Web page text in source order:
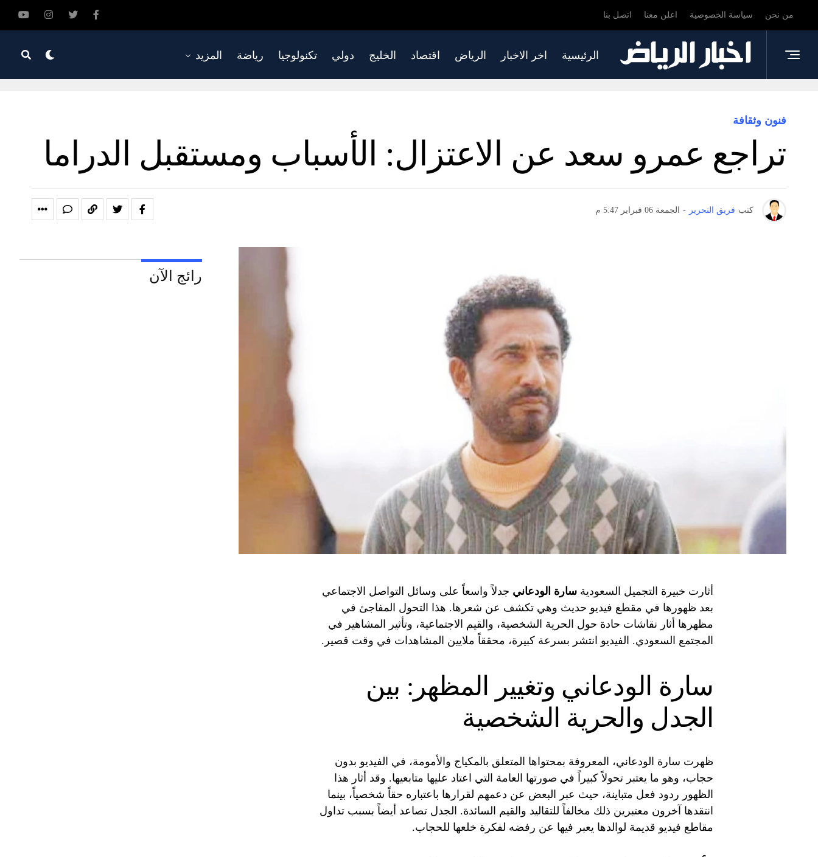
من نحن سياسة الخصوصية اعلن معنا اتصل بنا
الرئيسية اخر الاخبار الرياض اقتصاد الخليج دولي تكنولوجيا رياضة المزيد
فنون وثقافة
تراجع عمرو سعد عن الاعتزال: الأسباب ومستقبل الدراما
كتب فريق التحرير - الجمعة 06 فبراير 5:47 م
أثارت خبيرة التجميل السعودية سارة الودعاني جدلاً واسعاً على وسائل التواصل الاجتماعي
بعد ظهورها في مقطع فيديو حديث وهي تكشف عن شعرها. هذا التحول المفاجئ في
مظهرها أثار نقاشات حادة حول الحرية الشخصية، والقيم الاجتماعية، وتأثير المشاهير في
المجتمع السعودي. الفيديو انتشر بسرعة كبيرة، محققاً ملايين المشاهدات في وقت قصير.
سارة الودعاني وتغيير المظهر: بين
الجدل والحرية الشخصية
ظهرت سارة الودعاني، المعروفة بمحتواها المتعلق بالمكياج والأمومة، في الفيديو بدون
حجاب، وهو ما يعتبر تحولاً كبيراً في صورتها العامة التي اعتاد عليها متابعيها. وقد أثار هذا
الظهور ردود فعل متباينة، حيث عبر البعض عن دعمهم لقرارها باعتباره حقاً شخصياً، بينما
انتقدها آخرون معتبرين ذلك مخالفاً للتقاليد والقيم السائدة. الجدل تصاعد أيضاً بسبب تداول
مقاطع فيديو قديمة لوالدها يعبر فيها عن رفضه لفكرة خلعها للحجاب.
رائج الآن